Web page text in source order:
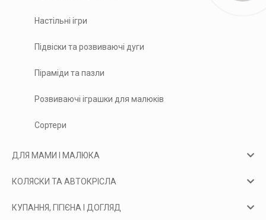
Настільні ігри
Підвіски та розвиваючі дуги
Піраміди та пазли
Розвиваючі іграшки для малюків
Сортери
ДЛЯ МАМИ І МАЛЮКА
КОЛЯСКИ ТА АВТОКРІСЛА
КУПАННЯ, ГІГІЄНА І ДОГЛЯД